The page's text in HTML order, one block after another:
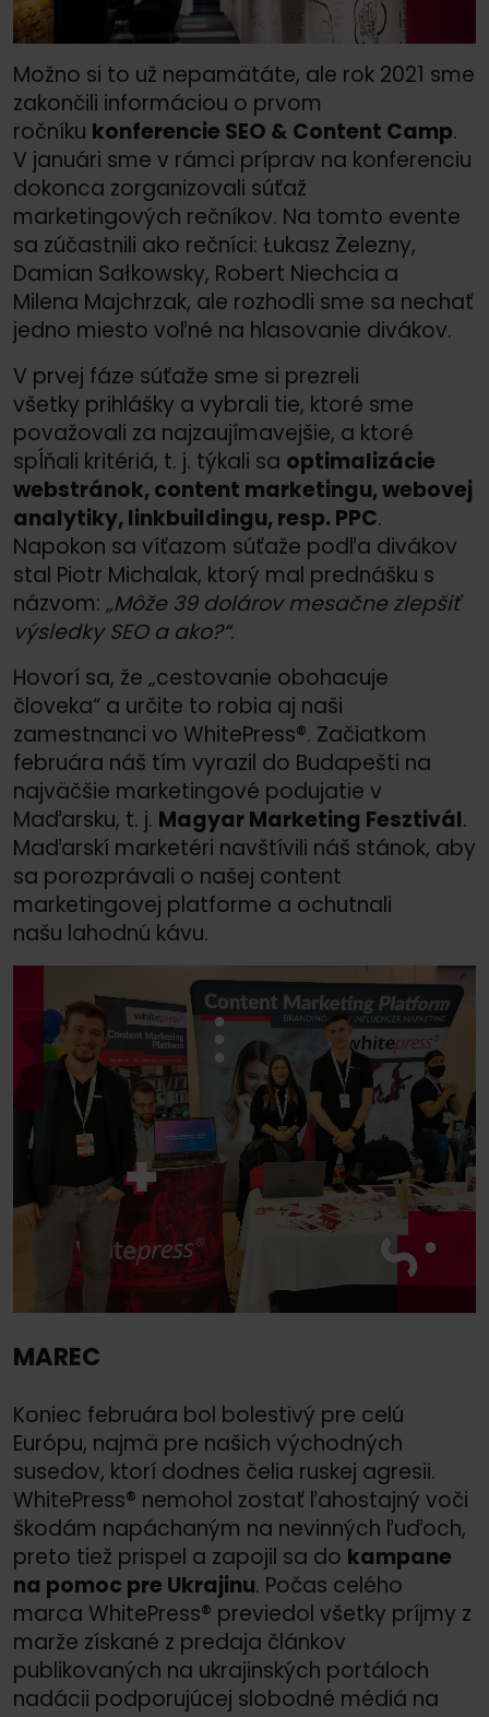
Možno si to už nepamätáte, ale rok 2021 sme
zakončili informáciou o prvom
ročníku konferencie SEO & Content Camp.
V januári sme v rámci príprav na konferenciu
dokonca zorganizovali súťaž
marketingových rečníkov. Na tomto evente
sa zúčastnili ako rečníci: Łukasz Żelezny,
Damian Sałkowsky, Robert Niechcia a
Milena Majchrzak, ale rozhodli sme sa nechať
jedno miesto voľné na hlasovanie divákov.
V prvej fáze súťaže sme si prezreli
všetky prihlášky a vybrali tie, ktoré sme
považovali za najzaujímavejšie, a ktoré
spĺňali kritériá, t. j. týkali sa optimalizácie
webstránok, content marketingu, webovej
analytiky, linkbuildingu, resp. PPC.
Napokon sa víťazom súťaže podľa divákov
stal Piotr Michalak, ktorý mal prednášku s
názvom: „Môže 39 dolárov mesačne zlepšiť
výsledky SEO a ako?“.
Hovorí sa, že „cestovanie obohacuje
človeka“ a určite to robia aj naši
zamestnanci vo WhitePress®. Začiatkom
februára náš tím vyrazil do Budapešti na
najväčšie marketingové podujatie v
Maďarsku, t. j. Magyar Marketing Fesztivál.
Maďarskí marketéri navštívili náš stánok, aby
sa porozprávali o našej content
marketingovej platforme a ochutnali
našu lahodnú kávu.
MAREC
Koniec februára bol bolestivý pre celú
Európu, najmä pre našich východných
susedov, ktorí dodnes čelia ruskej agresii.
WhitePress® nemohol zostať ľahostajný voči
škodám napáchaným na nevinných ľuďoch,
preto tiež prispel a zapojil sa do kampane
na pomoc pre Ukrajinu. Počas celého
marca WhitePress® previedol všetky príjmy z
marže získané z predaja článkov
publikovaných na ukrajinských portáloch
nadácii podporujúcej slobodné médiá na